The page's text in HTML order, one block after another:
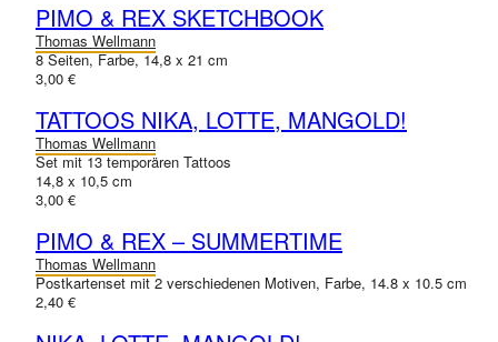
PIMO & REX SKETCHBOOK
Thomas Wellmann
8 Seiten, Farbe, 14,8 x 21 cm
3,00 €
TATTOOS NIKA, LOTTE, MANGOLD!
Thomas Wellmann
Set mit 13 temporären Tattoos
14,8 x 10,5 cm
3,00 €
PIMO & REX – SUMMERTIME
Thomas Wellmann
Postkartenset mit 2 verschiedenen Motiven, Farbe, 14.8 x 10.5 cm
2,40 €